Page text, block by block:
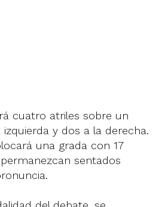
cuatro atriles sobre un
y dos a la derecha.
una grada con 17
sentados